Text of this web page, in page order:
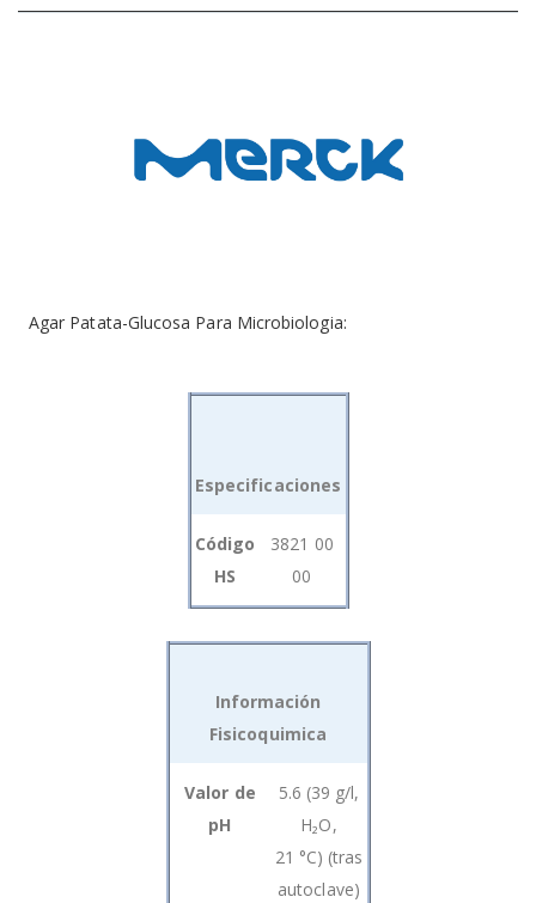
Agar Patata-Glucosa Para Microbiologia:
product
Especificaciones
Código
HS
3821 00
00
items
Información
Fisicoquimica
Valor de
pH
5.6 (39 g/l,
H₂O,
21 °C) (tras
autoclave)